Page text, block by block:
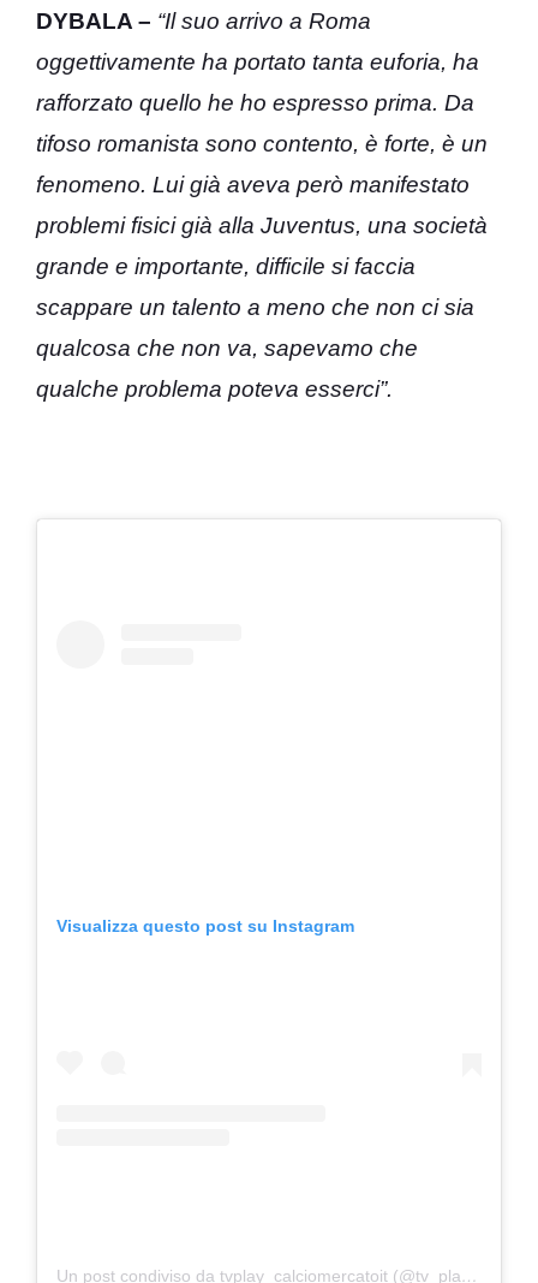
DYBALA – “Il suo arrivo a Roma
oggettivamente ha portato tanta euforia, ha
rafforzato quello he ho espresso prima. Da
tifoso romanista sono contento, è forte, è un
fenomeno. Lui già aveva però manifestato
problemi fisici già alla Juventus, una società
grande e importante, difficile si faccia
scappare un talento a meno che non ci sia
qualcosa che non va, sapevamo che
qualche problema poteva esserci”.
Visualizza questo post su Instagram
Un post condiviso da tvplay_calciomercatoit (@tv_play_official)